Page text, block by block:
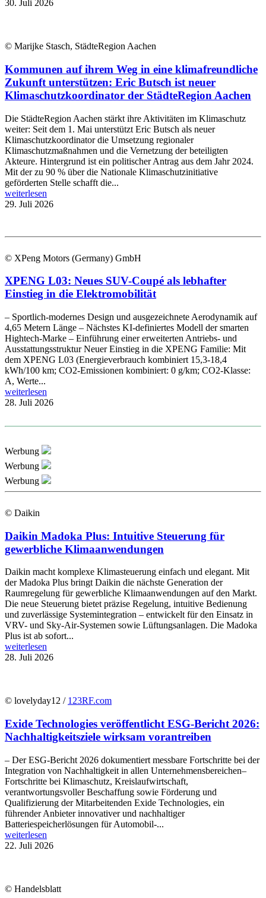
30. Juli 2026
© Marijke Stasch, StädteRegion Aachen
Kommunen auf ihrem Weg in eine klimafreundliche
Zukunft unterstützen: Eric Butsch ist neuer
Klimaschutzkoordinator der StädteRegion Aachen
Die StädteRegion Aachen stärkt ihre Aktivitäten im Klimaschutz
weiter: Seit dem 1. Mai unterstützt Eric Butsch als neuer
Klimaschutzkoordinator die Umsetzung regionaler
Klimaschutzmaßnahmen und die Vernetzung der beteiligten
Akteure. Hintergrund ist ein politischer Antrag aus dem Jahr 2024.
Mit der zu 90 % über die Nationale Klimaschutzinitiative
geförderten Stelle schafft die...
weiterlesen
29. Juli 2026
© XPeng Motors (Germany) GmbH
XPENG L03: Neues SUV-Coupé als lebhafter
Einstieg in die Elektromobilität
– Sportlich-modernes Design und ausgezeichnete Aerodynamik auf
4,65 Metern Länge – Nächstes KI-definiertes Modell der smarten
Hightech-Marke – Einführung einer erweiterten Antriebs- und
Ausstattungsstruktur Neuer Einstieg in die XPENG Familie: Mit
dem XPENG L03 (Energieverbrauch kombiniert 15,3-18,4
kWh/100 km; CO2-Emissionen kombiniert: 0 g/km; CO2-Klasse:
A, Werte...
weiterlesen
28. Juli 2026
Werbung
Werbung
Werbung
© Daikin
Daikin Madoka Plus: Intuitive Steuerung für
gewerbliche Klimaanwendungen
Daikin macht komplexe Klimasteuerung einfach und elegant. Mit
der Madoka Plus bringt Daikin die nächste Generation der
Raumregelung für gewerbliche Klimaanwendungen auf den Markt.
Die neue Steuerung bietet präzise Regelung, intuitive Bedienung
und zuverlässige Systemintegration – entwickelt für den Einsatz in
VRV- und Sky-Air-Systemen sowie Lüftungsanlagen. Die Madoka
Plus ist ab sofort...
weiterlesen
28. Juli 2026
© lovelyday12 / 123RF.com
Exide Technologies veröffentlicht ESG-Bericht 2026:
Nachhaltigkeitsziele wirksam vorantreiben
– Der ESG-Bericht 2026 dokumentiert messbare Fortschritte bei der
Integration von Nachhaltigkeit in allen Unternehmensbereichen–
Fortschritte bei Klimaschutz, Kreislaufwirtschaft,
verantwortungsvoller Beschaffung sowie Förderung und
Qualifizierung der Mitarbeitenden Exide Technologies, ein
führender Anbieter innovativer und nachhaltiger
Batteriespeicherlösungen für Automobil-...
weiterlesen
22. Juli 2026
© Handelsblatt